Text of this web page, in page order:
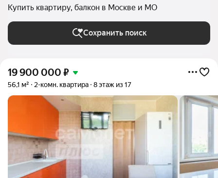
Купить квартиру, балкон в Москве и МО
Сохранить поиск
19 900 000 ₽
56,1 м² 2-комн. квартира 8 этаж из 17